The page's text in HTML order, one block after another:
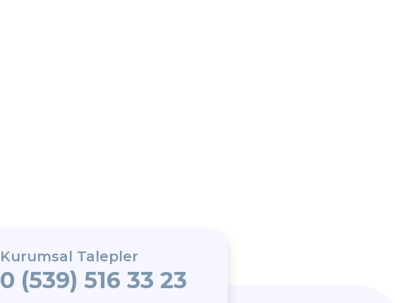
Kurumsal Talepler
0 (539) 516 33 23